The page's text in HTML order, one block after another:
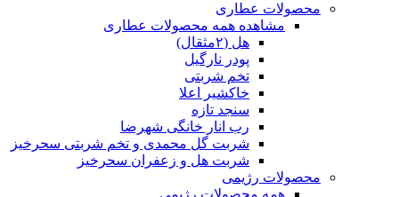
محصولات عطاری
مشاهده همه محصولات عطاری
هل (۲مثقال)
پودر نارگیل
تخم شربتی
خاکشیر اعلا
سنجد تازه
رب انار خانگی شهرضا
شربت گل محمدی و تخم شربتی سحرخیز
شربت هل و زعفران سحرخیز
محصولات رژیمی
همه محصولات رژیمی